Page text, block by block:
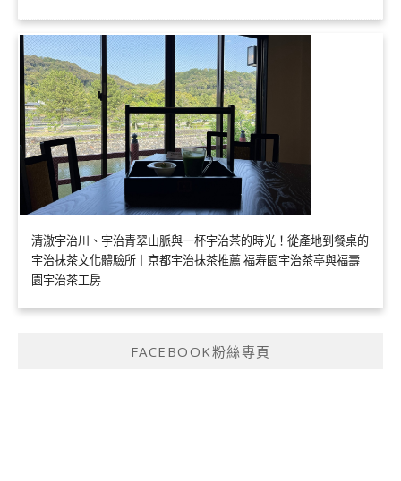
清澈宇治川、宇治青翠山脈與一杯宇治茶的時光！從產地到餐桌的
宇治抹茶文化體驗所｜京都宇治抹茶推薦 福寿園宇治茶亭與福壽
園宇治茶工房
FACEBOOK粉絲專頁